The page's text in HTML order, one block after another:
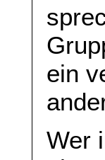
ein
Wer